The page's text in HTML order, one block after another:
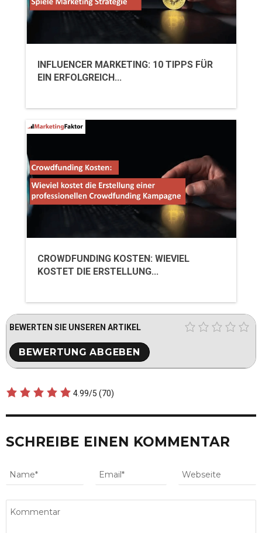
INFLUENCER MARKETING: 10 TIPPS FÜR
EIN ERFOLGREICH...
CROWDFUNDING KOSTEN: WIEVIEL
KOSTET DIE ERSTELLUNG...
BEWERTEN SIE UNSEREN ARTIKEL
4.99/5 (70)
SCHREIBE EINEN KOMMENTAR